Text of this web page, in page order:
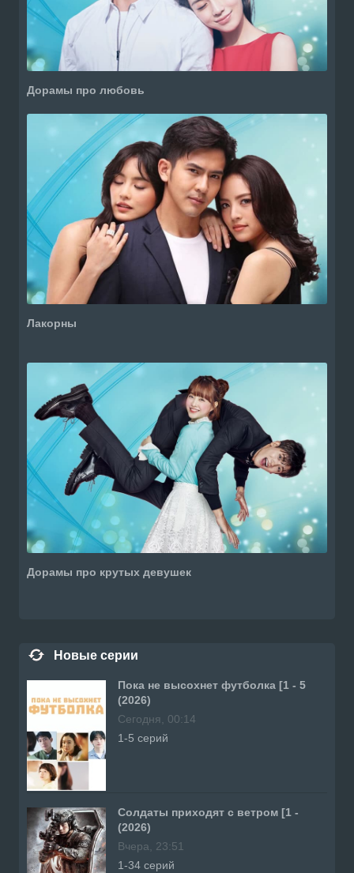
Дорамы про любовь
Лакорны
Дорамы про крутых девушек
Новые серии
Пока не высохнет футболка [1 - 5
(2026)
Сегодня, 00:14
1-5 серий
Солдаты приходят с ветром [1 -
(2026)
Вчера, 23:51
1-34 серий